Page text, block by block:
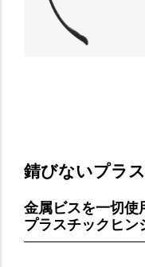
錆びないプラ
金属ビスを一切使
プラスチックヒン